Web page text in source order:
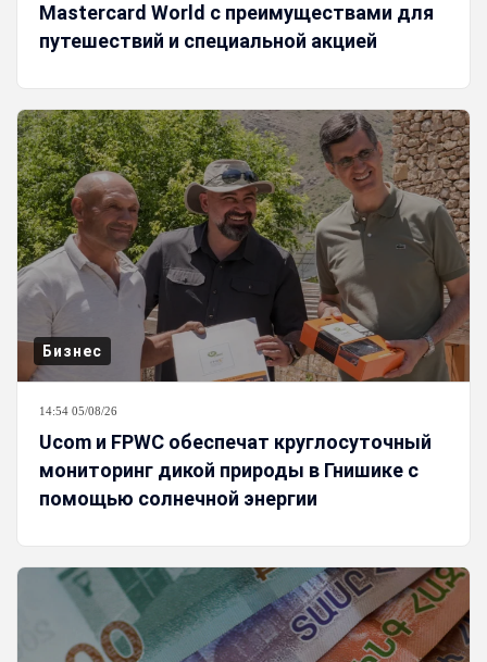
Mastercard World с преимуществами для
путешествий и специальной акцией
Бизнес
14:54 05/08/26
Ucom и FPWC обеспечат круглосуточный
мониторинг дикой природы в Гнишике с
помощью солнечной энергии